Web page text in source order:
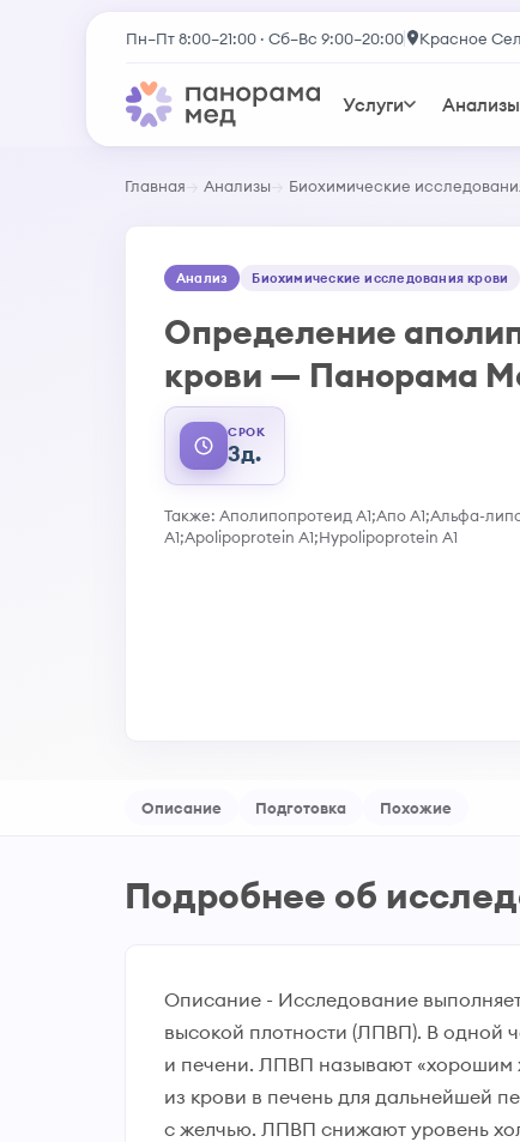
Пн–Пт 8:00–21:00 · Сб–Вс 9:00–20:00 Красное
Услуги Анализы
Главная Анализы Биохимические
Анализ Биохимические исследования крови
Определение
крови — Панорама
СРОК
3д.
Также: Аполипопротеид А1;Апо А1;Альфа-
A1;Apolipoprotein A1;Hypolipoprotein A1
Описание Подготовка Похожие
Подробнее об
Описание - Исследование
высокой плотности (ЛПВП). В одной
и печени. ЛПВП называют «хорошим
из крови в печень для дальнейшей
с желчью. ЛПВП снижают уровень